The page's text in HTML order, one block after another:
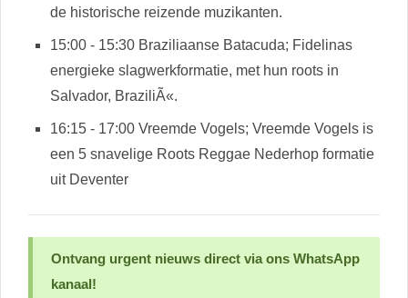
de historische reizende muzikanten.
15:00 - 15:30 Braziliaanse Batacuda; Fidelinas
energieke slagwerkformatie, met hun roots in
Salvador, BraziliÃ«.
16:15 - 17:00 Vreemde Vogels; Vreemde Vogels is
een 5 snavelige Roots Reggae Nederhop formatie
uit Deventer
Ontvang urgent nieuws direct via ons WhatsApp
kanaal!